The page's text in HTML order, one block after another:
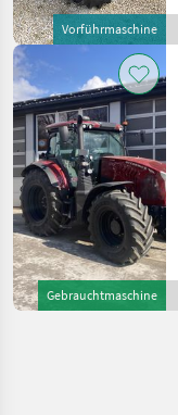
Vorführmaschine
Gebrauchtmaschine